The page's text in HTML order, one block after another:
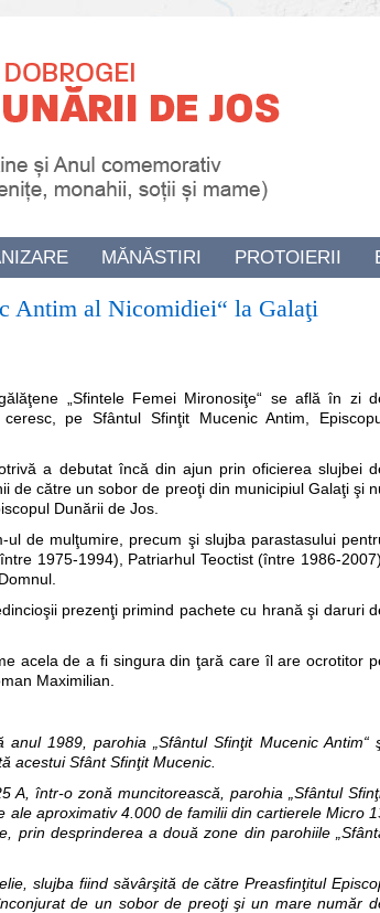
MĂNĂSTIRI PROTOIERII
Antim al Nicomidiei“ la Galaţi
„Sfintele Femei Mironosiţe“ se află în zi
pe Sfântul Sfinţit Mucenic Antim,
a debutat încă din ajun prin oficierea slujbei
de către un sobor de preoţi din municipiul Galaţi şi
Dunării de Jos.
de mulţumire, precum şi slujba parastasului
1975-1994), Patriarhul Teoctist (între 1986-2007),
prezenţi primind pachete cu hrană şi daruri
acela de a fi singura din ţară care îl are ocrotitor
Maximilian.
1989, parohia „Sfântul Sfinţit Mucenic Antim“
acestui Sfânt Sfinţit Mucenic.
A, într-o zonă muncitorească, parohia „Sfântul
ale aproximativ 4.000 de familii din cartierele Micro
prin desprinderea a două zone din parohiile
slujba fiind săvârşită de către Preasfinţitul
de un sobor de preoţi şi un mare număr